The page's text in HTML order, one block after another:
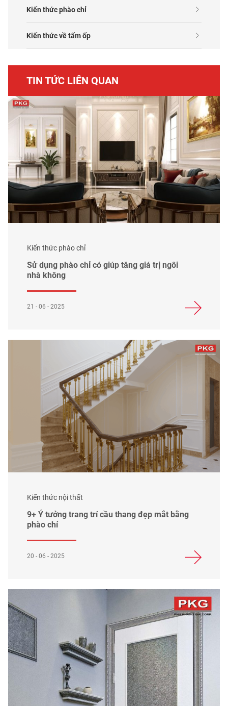
Kiến thức phào chỉ
Kiến thức về tấm ốp
TIN TỨC LIÊN QUAN
Kiến thức phào chỉ
Sử dụng phào chỉ có giúp tăng giá trị ngôi
nhà không
21 - 06 - 2025
Kiến thức nội thất
9+ Ý tưởng trang trí cầu thang đẹp mắt bằng
phào chỉ
20 - 06 - 2025